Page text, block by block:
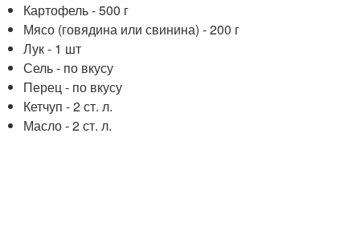
Картофель - 500 г
Мясо (говядина или свинина) - 200 г
Лук - 1 шт
Сель - по вкусу
Перец - по вкусу
Кетчуп - 2 ст. л.
Масло - 2 ст. л.